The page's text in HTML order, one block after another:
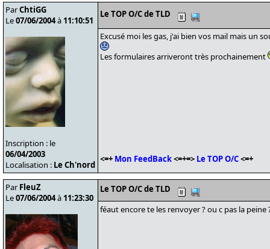
ParChtiGG
Le07/06/2004à 11:10:51
Inscription : le
06/04/2003
Localisation : Le Ch'nord
Le TOP O/C de TLD
Excusé moi les gas, j'ai bien vos mail mais un
Les formulaires arriveront très prochainement
<=+ Mon FeedBack<=+=> Le TOP O/C<=+
Par FleuZ
Le07/06/2004à 11:23:30
Le TOP O/C de TLD
féaut encore te les renvoyer ? ou c pas la peine